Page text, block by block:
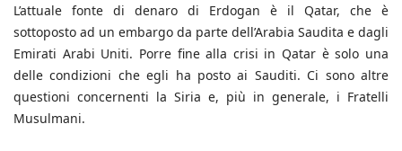
L’attuale fonte di denaro di Erdogan è il Qatar, che è
sottoposto ad un embargo da parte dell’Arabia Saudita e dagli
Emirati Arabi Uniti. Porre fine alla crisi in Qatar è solo una
delle condizioni che egli ha posto ai Sauditi. Ci sono altre
questioni concernenti la Siria e, più in generale, i Fratelli
Musulmani.